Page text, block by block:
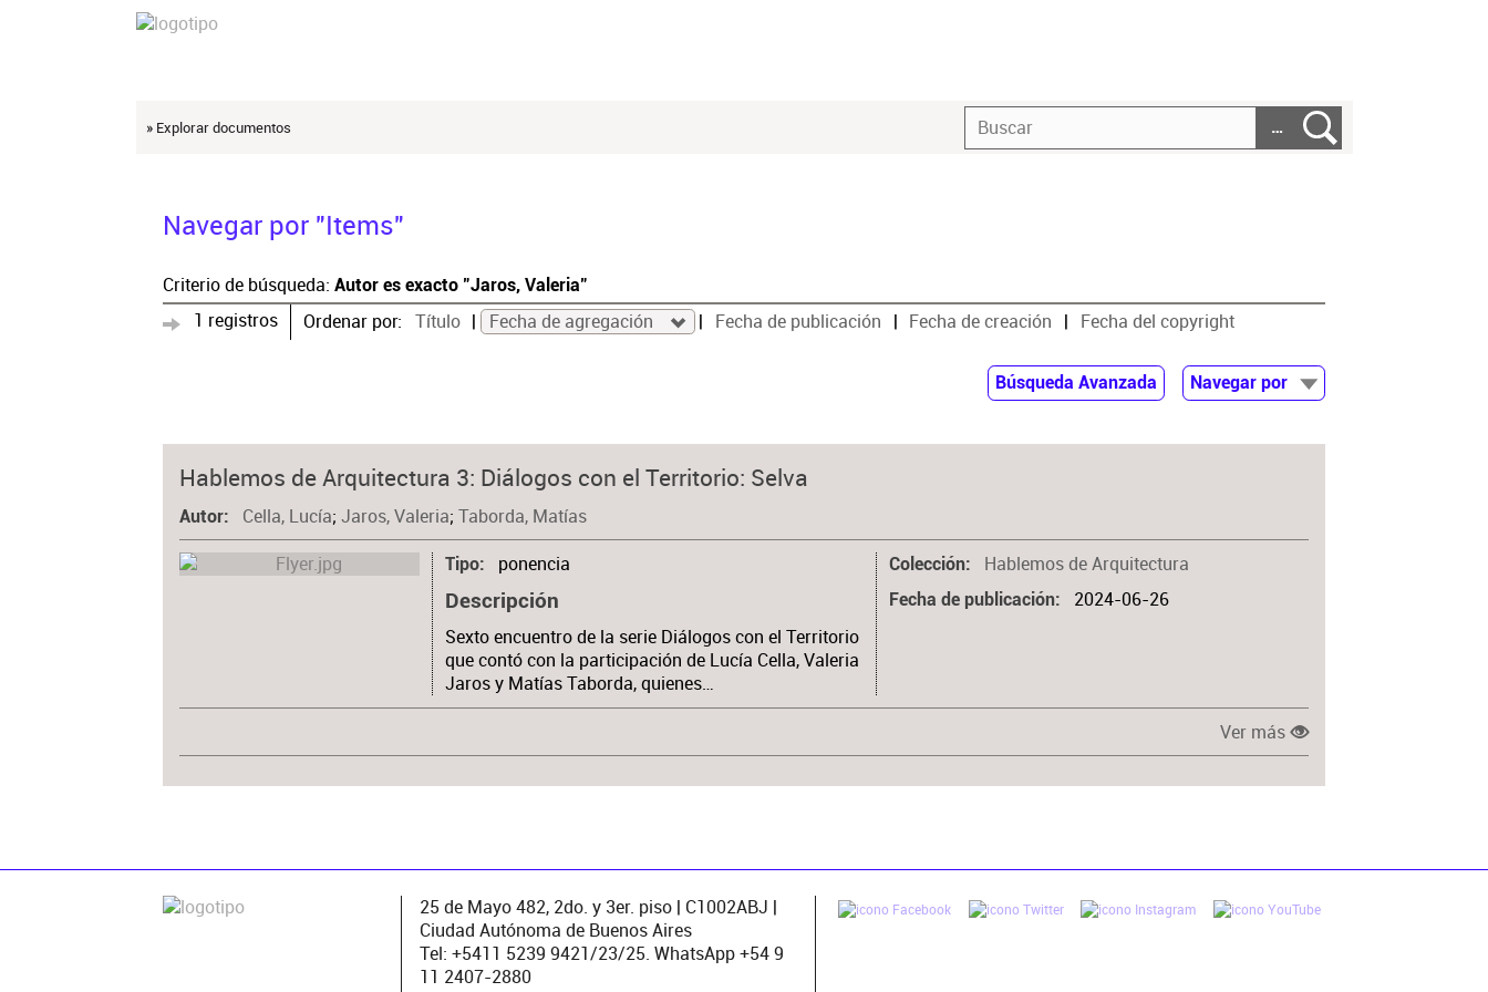
» Explorar documentos …
Navegar por "Items"
Criterio de búsqueda: Autor es exacto "Jaros, Valeria"
1 registros Ordenar por: Título Fecha de agregación Fecha de publicación Fecha de creación Fecha del copyright
Búsqueda Avanzada
Navegar por
Hablemos de Arquitectura 3: Diálogos con el Territorio: Selva
Autor Cella, Lucía;Jaros, Valeria;Taborda, Matías
Tipo ponencia
Descripción
Sexto encuentro de la serie Diálogos con el Territorio
que contó con la participación de Lucía Cella, Valeria
Jaros y Matías Taborda, quienes…
Colección Hablemos de Arquitectura
Fecha de publicación 2024-06-26
Ver más
25 de Mayo 482, 2do. y 3er. piso | C1002ABJ |
Ciudad Autónoma de Buenos Aires
Tel: +5411 5239 9421/23/25. WhatsApp +54 9
11 2407-2880